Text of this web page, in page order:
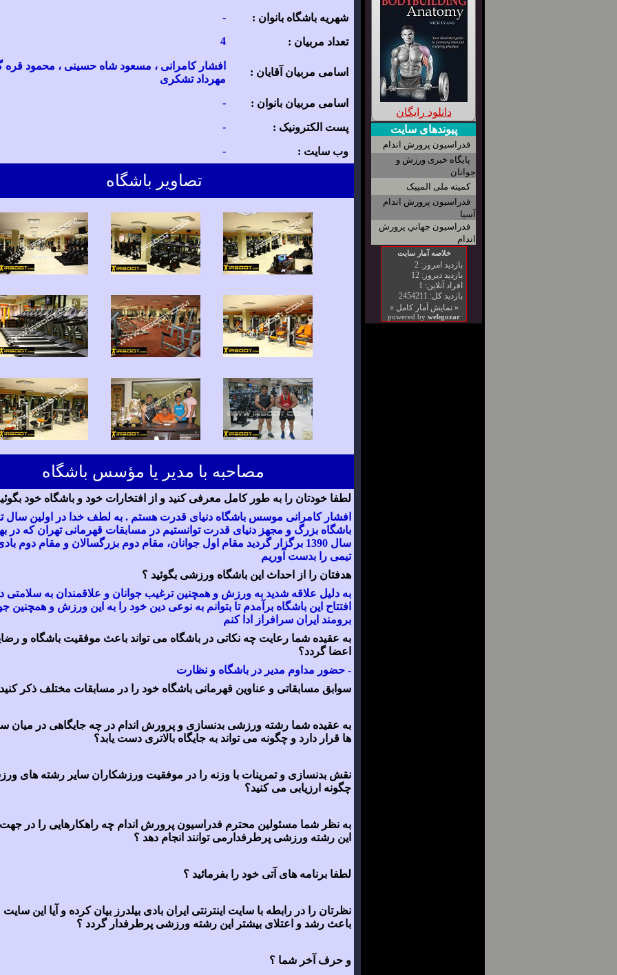
دانلود رایگان
پیوندهای سایت
فدراسیون پرورش اندام
پایگاه خبری ورزش و
جوانان
کمیته ملی المپیک
فدراسیون پرورش اندام
آسیا
فدراسیون جهاني پرورش
اندام
شهریه باشگاه بانوان : -
تعداد مربیان : 4
اسامی مربیان آقایان :
افشار کامرانی ، مسعود شاه حسینی ، محمود قره
مهرداد تشکری
اسامی مربیان بانوان : -
پست الکترونیک : -
وب سایت : -
تصاویر باشگاه
مصاحبه با مدیر یا مؤسس باشگاه
لطفا خودتان را به طور کامل معرفی کنید و از افتخارات خود و باشگاه خود
افشار کامرانی موسس باشگاه دنیای قدرت هستم . به لطف خدا در اولین سال
باشگاه بزرگ و مجهز دنیای قدرت توانستیم در مسابقات قهرمانی تهران که در
سال 1390 برگزار گردید مقام اول جوانان، مقام دوم بزرگسالان و مقام دوم
تیمی را بدست آوریم
هدفتان را از احداث این باشگاه ورزشی بگوئید ؟
به دلیل علاقه شدید به ورزش و همچنین ترغیب جوانان و علاقمندان به سلامتی
افتتاح این باشگاه برآمدم تا بتوانم به نوعی دین خود را به این ورزش و همچنین
برومند ایران سرافراز ادا کنم
به عقیده شما رعایت چه نکاتی در باشگاه می تواند باعث موفقیت باشگاه و
اعضا گردد؟
- حضور مداوم مدیر در باشگاه و نظارت
سوابق مسابقاتی و عناوین قهرمانی باشگاه خود را در مسابقات مختلف ذکر
به عقیده شما رشته ورزشی بدنسازی و پرورش اندام در چه جایگاهی در میان
ها قرار دارد و چگونه می تواند به جایگاه بالاتری دست یابد؟
نقش بدنسازی و تمرینات با وزنه را در موفقیت ورزشکاران سایر رشته های
چگونه ارزیابی می کنید؟
به نظر شما مسئولین محترم فدراسیون پرورش اندام چه راهکارهایی را در
این رشته ورزشی پرطرفدارمی توانند انجام دهد ؟
لطفا برنامه های آتی خود را بفرمائید ؟
نظرتان را در رابطه با سایت اینترنتی ایران بادی بیلدرز بیان کرده و آیا این سایت
باعث رشد و اعتلای بیشتر این رشته ورزشی پرطرفدار گردد ؟
و حرف آخر شما ؟